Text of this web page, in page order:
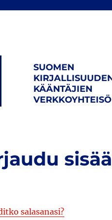
SUOMEN
KIRJALLISUUDEN
KÄÄNTÄJIEN
VERKKOYHTEISÖ
salasanasi?